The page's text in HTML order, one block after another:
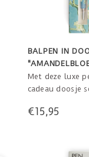
BALPEN IN
GOGH"
Met deze luxe
cadeau doosje
van Gogh zal u
€15,95